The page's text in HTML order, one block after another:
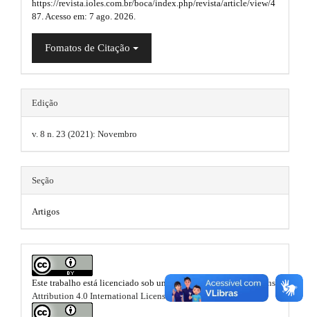
t
#
i
n
p
.
a
r
i
c
e
m
s
.
t
h
e
m
s
b
o
https://revista.ioles.com.br/boca/index.php/revista/article/view/4
87. Acesso em: 7 ago. 2026.
Fomatos de Citação
Edição
v. 8 n. 23 (2021): Novembro
Seção
Artigos
Este trabalho está licenciado sob uma licença
Creative Commons
Attribution 4.0 International License